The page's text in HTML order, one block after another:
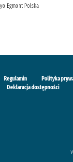
Egmont Polska
Regulamin
Polityka
Deklaracja dostępności